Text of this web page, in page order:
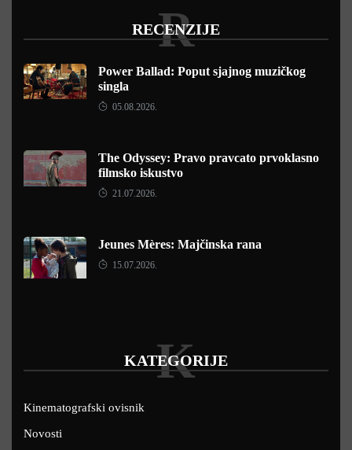
RECENZIJE
R
Power Ballad: Poput sjajnog muzičkog
singla
05.08.2026.
The Odyssey: Pravo pravcato prvoklasno
filmsko iskustvo
21.07.2026.
Jeunes Mères: Majčinska rana
15.07.2026.
KATEGORIJE
K
Kinematografski ovisnik
Novosti